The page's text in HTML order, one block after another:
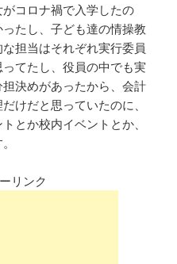
コロナ禍で入学したの
たし、子ども達の情操教
担当はそれぞれ実行委員
てたし、役員の中でも実
決めがあったから、会計
けだと思っていたのに、
とか校内イベントとか、
リンク